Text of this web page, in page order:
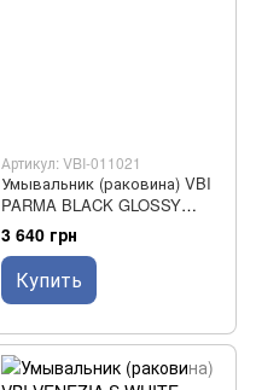
Артикул: VBI-011021
Умывальник (раковина) VBI
PARMA BLACK GLOSSY
накладной
3 640 грн
Купить